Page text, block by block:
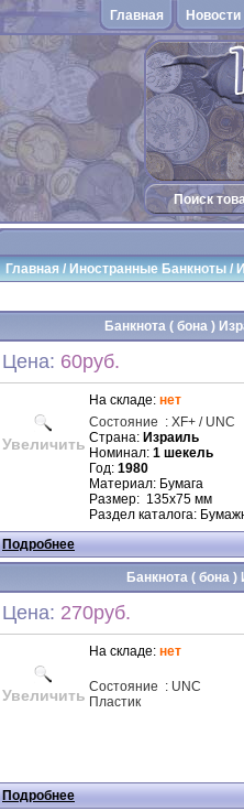
Главная Новости
Поиск
Главная / Иностранные Банкноты/
Банкнота ( бона )
Цена: 60руб.
Увеличить
На складе: нет
Состояние : XF+ / UNC
Страна: Израиль
Номинал: 1 шекель
Год: 1980
Материал: Бумага
Размер: 135х75 мм
Раздел каталога:
Подробнее
Банкнота ( бона
Цена: 270руб.
Увеличить
На складе: нет
Состояние : UNC
Пластик
Подробнее